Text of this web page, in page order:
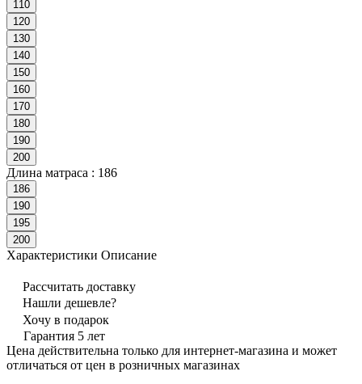
110
120
130
140
150
160
170
180
190
200
Длина матраса : 186
186
190
195
200
Характеристики Описание
Рассчитать доставку
Нашли дешевле?
Хочу в подарок
Гарантия 5 лет
Цена действительна только для интернет-магазина и может
отличаться от цен в розничных магазинах